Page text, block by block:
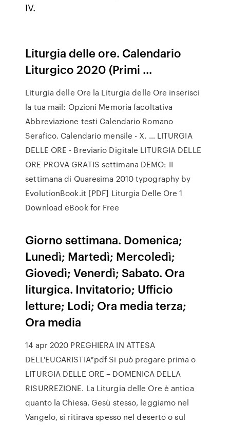
IV.
Liturgia delle ore. Calendario
Liturgico 2020 (Primi ...
Liturgia delle Ore la Liturgia delle Ore inserisci
la tua mail: Opzioni Memoria facoltativa
Abbreviazione testi Calendario Romano
Serafico. Calendario mensile - X. … LITURGIA
DELLE ORE - Breviario Digitale LITURGIA DELLE
ORE PROVA GRATIS settimana DEMO: II
settimana di Quaresima 2010 typography by
EvolutionBook.it [PDF] Liturgia Delle Ore 1
Download eBook for Free
Giorno settimana. Domenica;
Lunedì; Martedì; Mercoledì;
Giovedì; Venerdì; Sabato. Ora
liturgica. Invitatorio; Ufficio
letture; Lodi; Ora media terza;
Ora media
14 apr 2020 PREGHIERA IN ATTESA
DELL'EUCARISTIA*pdf Si può pregare prima o
LITURGIA DELLE ORE – DOMENICA DELLA
RISURREZIONE. La Liturgia delle Ore è antica
quanto la Chiesa. Gesù stesso, leggiamo nel
Vangelo, si ritirava spesso nel deserto o sul